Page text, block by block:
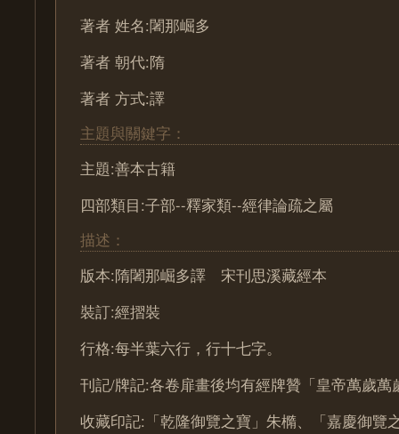
著者 姓名:闍那崛多
著者 朝代:隋
著者 方式:譯
主題與關鍵字：
主題:善本古籍
四部類目:子部--釋家類--經律論疏之屬
描述：
版本:隋闍那崛多譯 宋刊思溪藏經本
裝訂:經摺裝
行格:每半葉六行，行十七字。
刊記/牌記:各卷扉畫後均有經牌贊「皇帝萬歲萬
收藏印記:「乾隆御覽之寶」朱橢、「嘉慶御覽